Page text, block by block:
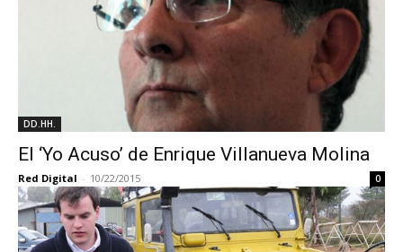
DD.HH.
El ‘Yo Acuso’ de Enrique Villanueva Molina
Red Digital - 10/22/2015 0